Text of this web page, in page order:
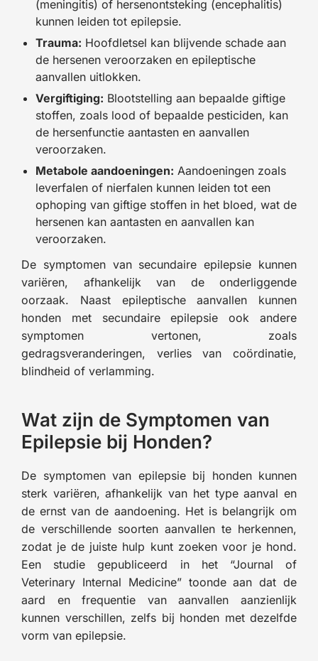
(meningitis) of hersenontsteking (encephalitis)
kunnen leiden tot epilepsie.
Trauma: Hoofdletsel kan blijvende schade aan
de hersenen veroorzaken en epileptische
aanvallen uitlokken.
Vergiftiging: Blootstelling aan bepaalde giftige
stoffen, zoals lood of bepaalde pesticiden, kan
de hersenfunctie aantasten en aanvallen
veroorzaken.
Metabole aandoeningen: Aandoeningen zoals
leverfalen of nierfalen kunnen leiden tot een
ophoping van giftige stoffen in het bloed, wat de
hersenen kan aantasten en aanvallen kan
veroorzaken.
De symptomen van secundaire epilepsie kunnen
variëren, afhankelijk van de onderliggende
oorzaak. Naast epileptische aanvallen kunnen
honden met secundaire epilepsie ook andere
symptomen vertonen, zoals
gedragsveranderingen, verlies van coördinatie,
blindheid of verlamming.
Wat zijn de Symptomen van
Epilepsie bij Honden?
De symptomen van epilepsie bij honden kunnen
sterk variëren, afhankelijk van het type aanval en
de ernst van de aandoening. Het is belangrijk om
de verschillende soorten aanvallen te herkennen,
zodat je de juiste hulp kunt zoeken voor je hond.
Een studie gepubliceerd in het “Journal of
Veterinary Internal Medicine” toonde aan dat de
aard en frequentie van aanvallen aanzienlijk
kunnen verschillen, zelfs bij honden met dezelfde
vorm van epilepsie.